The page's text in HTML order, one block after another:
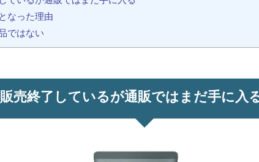
なった理由
ではない
売終了しているが通販ではまだ手に入